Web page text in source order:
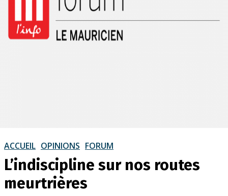
ACCUEIL OPINIONS FORUM
L’indiscipline sur nos routes
meurtrières